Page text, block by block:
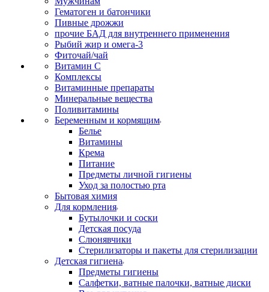
Гематоген и батончики
Пивные дрожжи
прочие БАД для внутреннего применения
Рыбий жир и омега-3
Фиточай/чай
Витамин С
Комплексы
Витаминные препараты
Минеральные вещества
Поливитамины
Беременным и кормящим
Белье
Витамины
Крема
Питание
Предметы личной гигиены
Уход за полостью рта
Бытовая химия
Для кормления
Бутылочки и соски
Детская посуда
Слюнявчики
Стерилизаторы и пакеты для стерилизации
Детская гигиена
Предметы гигиены
Салфетки, ватные палочки, ватные диски